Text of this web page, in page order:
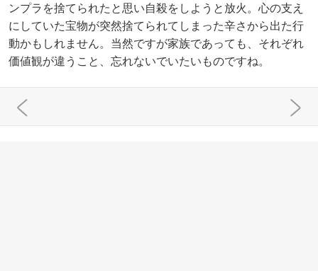
ンプラを捨てられたと思い自殺をしようと放火。心の支え
にしていた宝物が突然捨てられてしまった辛さから出た行
動かもしれません。当然ですが家族であっても、それぞれ
価値観が違うこと、忘れないでいたいものですね。